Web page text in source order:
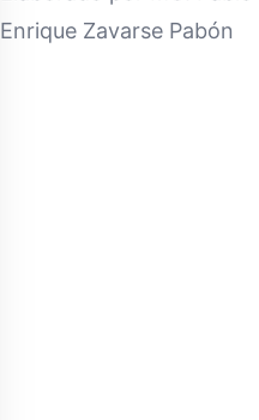
Enrique Zavarse Pabón